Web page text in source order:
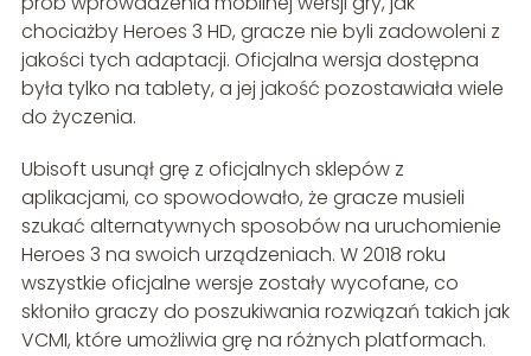
chociażby Heroes 3 HD, gracze nie byli zadowoleni z
jakości tych adaptacji. Oficjalna wersja dostępna
była tylko na tablety, a jej jakość pozostawiała wiele
do życzenia.
Ubisoft usunął grę z oficjalnych sklepów z
aplikacjami, co spowodowało, że gracze musieli
szukać alternatywnych sposobów na uruchomienie
Heroes 3 na swoich urządzeniach. W 2018 roku
wszystkie oficjalne wersje zostały wycofane, co
skłoniło graczy do poszukiwania rozwiązań takich jak
VCMI, które umożliwia grę na różnych platformach.